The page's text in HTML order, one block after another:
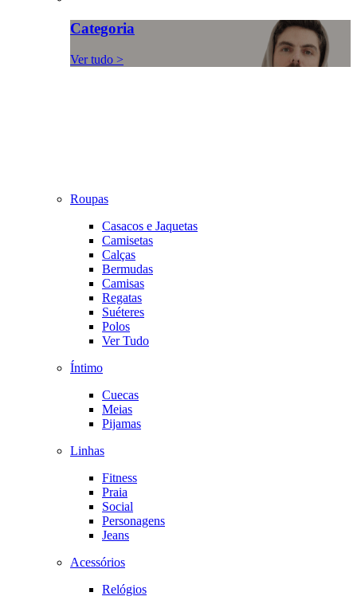
Categoria
Ver tudo >
Roupas
Casacos e Jaquetas
Camisetas
Calças
Bermudas
Camisas
Regatas
Suéteres
Polos
Ver Tudo
Íntimo
Cuecas
Meias
Pijamas
Linhas
Fitness
Praia
Social
Personagens
Jeans
Acessórios
Relógios